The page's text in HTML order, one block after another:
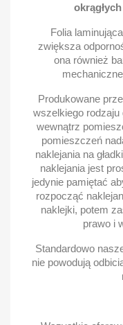
Folia
zwiększa
ona również
Produkowane
wszelkiego rodzaju
wewnątrz
pomieszczeń
naklejania na
naklejania jest
jedynie pamiętać
rozpocząć
naklejki, potem
prawo i
Standardowo
nie powodują